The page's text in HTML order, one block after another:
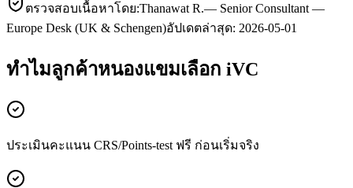
ตรวจสอบเนื้อหาโดย:Thanawat R.— Senior Consultant —
Europe Desk (UK & Schengen)อัปเดตล่าสุด: 2026-05-01
ทำไมลูกค้าหนองแขมเลือก iVC
ประเมินคะแนน CRS/Points-test ฟรี ก่อนเริ่มจริง